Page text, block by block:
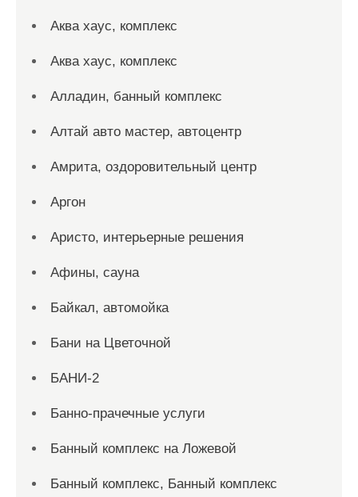
Аква хаус, комплекс
Аква хаус, комплекс
Алладин, банный комплекс
Алтай авто мастер, автоцентр
Амрита, оздоровительный центр
Аргон
Аристо, интерьерные решения
Афины, сауна
Байкал, автомойка
Бани на Цветочной
БАНИ-2
Банно-прачечные услуги
Банный комплекс на Ложевой
Банный комплекс, Банный комплекс